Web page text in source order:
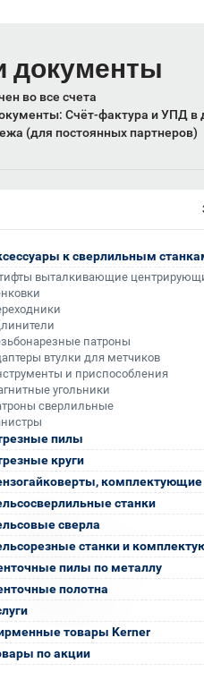
документы
во все счета
Счёт-фактура и УПД в
(для постоянных партнеров)
015
к сверлильным
выталкивающие
патроны
втулки для метчиков
и приспособления
угольники
сверлильные
пилы
круги
комплектующие
станки
сверла
станки и
пилы по металлу
полотна
товары Kerner
по акции